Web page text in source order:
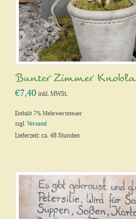
Bunter Zimmer
€7,40 inkl. MWSt.
Enthält 7% Mehrwertsteuer
zzgl.Versand
Lieferzeit: ca. 48 Stunden